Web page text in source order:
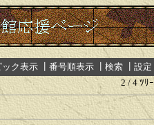
ック表示 番号順表示 検索 設定
2 / 4 ﾂﾘｰ